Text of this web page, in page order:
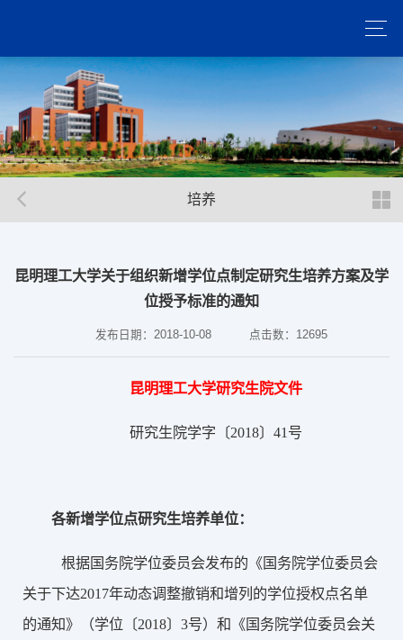
培养
昆明理工大学关于组织新增学位点制定研究生培养方案及学
位授予标准的通知
发布日期：2018-10-08 点击数： 12695
昆明理工大学研究生院文件
研究生院学字〔2018〕41号
各新增学位点研究生培养单位：
根据国务院学位委员会发布的《国务院学位委员会
关于下达2017年动态调整撤销和增列的学位授权点名单
的通知》（学位〔2018〕3号）和《国务院学位委员会关